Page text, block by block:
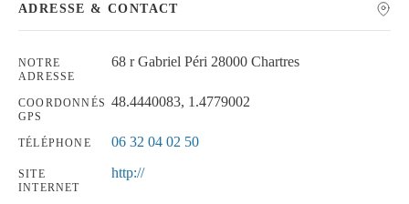
ADRESSE & CONTACT
NOTRE
ADRESSE
68 r Gabriel Péri 28000 Chartres
COORDONNÉS
GPS
48.4440083, 1.4779002
TÉLÉPHONE 06 32 04 02 50
SITE
INTERNET
http://